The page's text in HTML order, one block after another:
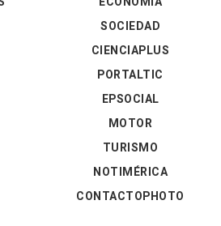
SOCIEDAD
CIENCIAPLUS
PORTALTIC
EPSOCIAL
MOTOR
TURISMO
NOTIMÉRICA
CONTACTOPHOTO